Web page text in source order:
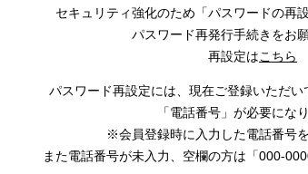
セキュリティ強化のため「パスワードの再
パスワード再発行手続きをお
再設定はこちら
パスワード再設定には、 現在ご登録いただい
「電話番号」が必要にな
※会員登録時に入力した電話番号を
また電話番号が未入力、空欄の方は 「000-